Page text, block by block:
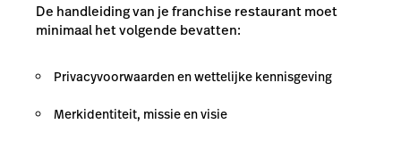
De handleiding van je franchise restaurant moet
minimaal het volgende bevatten:
Privacyvoorwaarden en wettelijke kennisgeving
Merkidentiteit, missie en visie